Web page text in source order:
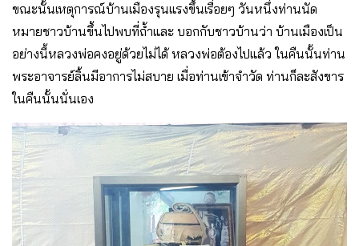
ขณะนั้นเหตุการณ์บ้านเมืองรุนแรงขึ้นเรื่อยๆ วันหนึ่งท่านนัด
หมายชาวบ้านขึ้นไปพบที่ถ้ำและ บอกกับชาวบ้านว่า บ้านเมืองเป็น
อย่างนี้หลวงพ่อคงอยู่ด้วยไม่ได้ หลวงพ่อต้องไปแล้ว ในคืนนั้นท่าน
พระอาจารย์ลิ้นมีอาการไม่สบาย เมื่อท่านเข้าจำวัด ท่านก็ละสังขาร
ในคืนนั้นนั่นเอง